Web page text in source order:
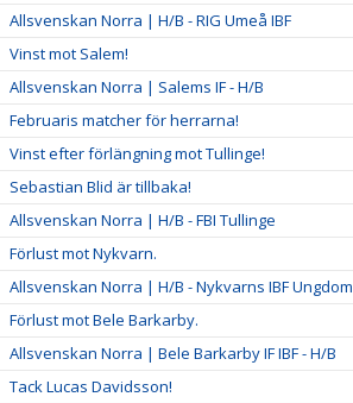
Allsvenskan Norra | H/B - RIG Umeå IBF
Vinst mot Salem!
Allsvenskan Norra | Salems IF - H/B
Februaris matcher för herrarna!
Vinst efter förlängning mot Tullinge!
Sebastian Blid är tillbaka!
Allsvenskan Norra | H/B - FBI Tullinge
Förlust mot Nykvarn.
Allsvenskan Norra | H/B - Nykvarns IBF Ungdom
Förlust mot Bele Barkarby.
Allsvenskan Norra | Bele Barkarby IF IBF - H/B
Tack Lucas Davidsson!